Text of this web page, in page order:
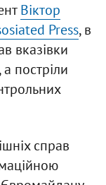
Віктор
Press, в
вказівки
постріли
справ